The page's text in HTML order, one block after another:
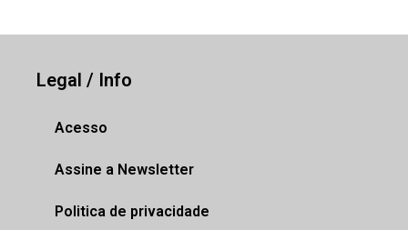
Legal / Info
Acesso
Assine a Newsletter
Politica de privacidade